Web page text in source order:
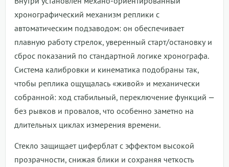
хронографический механизм реплики с
автоматическим подзаводом: он обеспечивает
плавную работу стрелок, уверенный старт/остановку и
сброс показаний по стандартной логике хронографа.
Система калибровки и кинематика подобраны так,
чтобы реплика ощущалась «живой» и механически
собранной: ход стабильный, переключение функций —
без рывков и провалов, что особенно заметно на
длительных циклах измерения времени.
Стекло защищает циферблат с эффектом высокой
прозрачности, снижая блики и сохраняя четкость